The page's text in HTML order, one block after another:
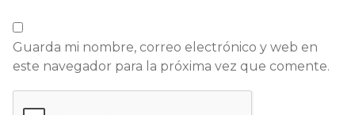
Guarda mi nombre, correo electrónico y web en
este navegador para la próxima vez que comente.